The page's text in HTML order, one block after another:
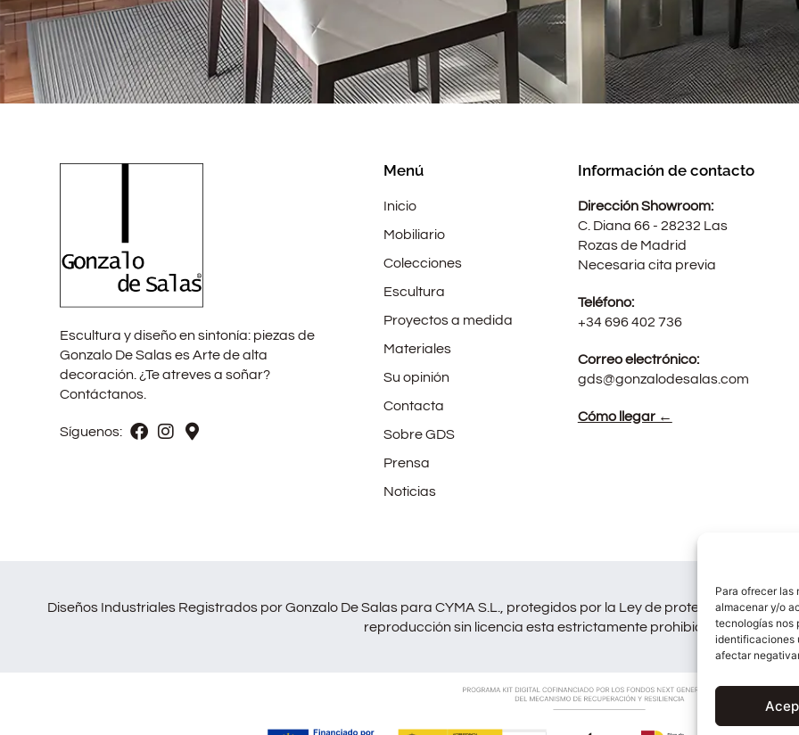
Para ofrecer las
almacenar y/o
tecnologías nos
identificaciones
afectar
Escultura y diseño en sintonía: piezas de
Gonzalo De Salas es Arte de alta
decoración. ¿Te atreves a soñar?
Contáctanos.
Síguenos:
Menú
Inicio
Mobiliario
Colecciones
Escultura
Proyectos a medida
Materiales
Su opinión
Contacta
Sobre GDS
Prensa
Noticias
Información de contacto
Dirección Showroom:
C. Diana 66 - 28232 Las
Rozas de Madrid
Necesaria cita previa
Teléfono:
+34 696 402 736
Correo electrónico:
gds@gonzalodesalas.com
Cómo llegar ←
Diseños Industriales Registrados por Gonzalo De Salas para CYMA S.L., protegidos por la Ley de protección de
reproducción sin licencia esta estrictamente prohibida y será